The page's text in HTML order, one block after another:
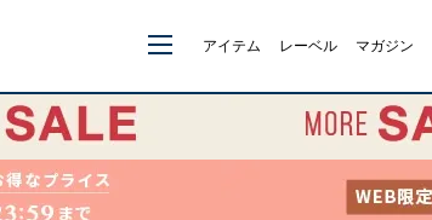
アイテム レーベル マガジン